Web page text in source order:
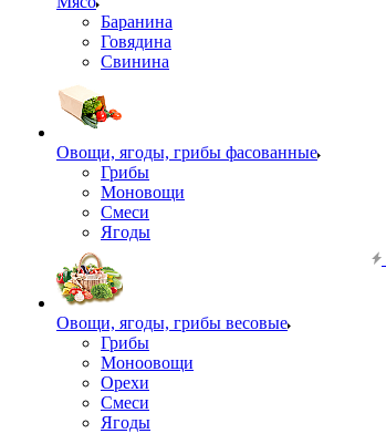
Баранина
Говядина
Свинина
Овощи, ягоды, грибы фасованные
Грибы
Моновощи
Смеси
Ягоды
Овощи, ягоды, грибы весовые
Грибы
Моноовощи
Орехи
Смеси
Ягоды